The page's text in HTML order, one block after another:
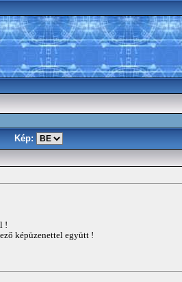
Kép:
!
képüzenettel együtt !